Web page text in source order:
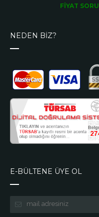
FİYAT
NEDEN BİZ?
E-BÜLTENE ÜYE OL